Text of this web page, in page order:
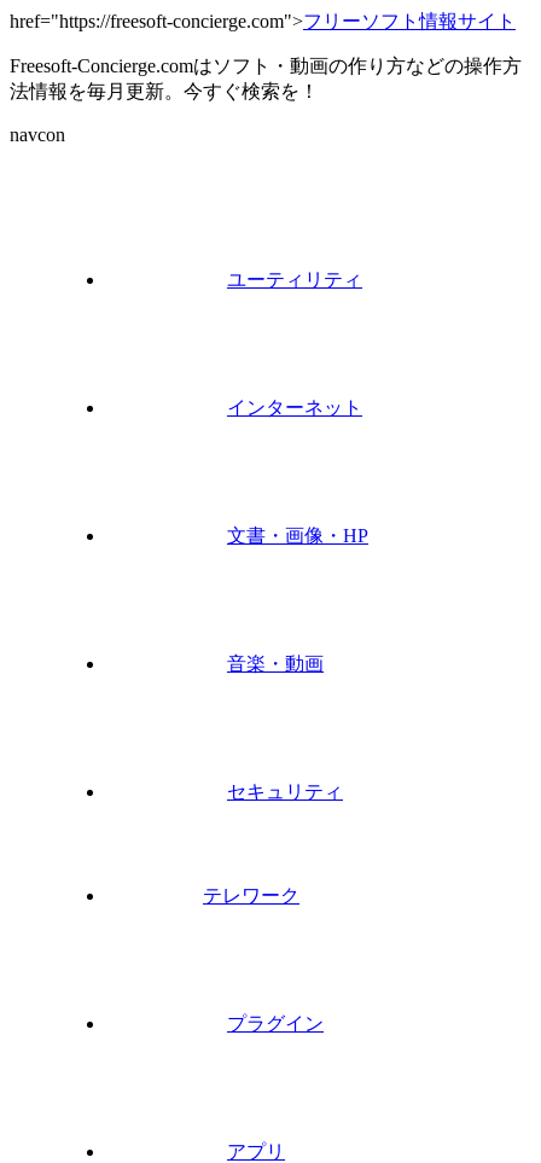
href="https://freesoft-concierge.com">フリーソフト情報サイト
Freesoft-Concierge.comはソフト・動画の作り方などの操作方
法情報を毎月更新。今すぐ検索を！
navcon
ユーティリティ
インターネット
文書・画像・HP
音楽・動画
セキュリティ
テレワーク
プラグイン
アプリ